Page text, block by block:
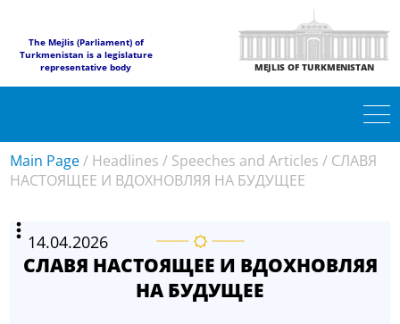
The Mejlis (Parliament) of
Turkmenistan is a legislature
representative body
MEJLIS OF TURKMENISTAN
Main Page/ Headlines / Speeches and Articles / СЛАВЯ
НАСТОЯЩЕЕ И ВДОХНОВЛЯЯ НА БУДУЩЕЕ
14.04.2026
СЛАВЯ НАСТОЯЩЕЕ И ВДОХНОВЛЯЯ
НА БУДУЩЕЕ